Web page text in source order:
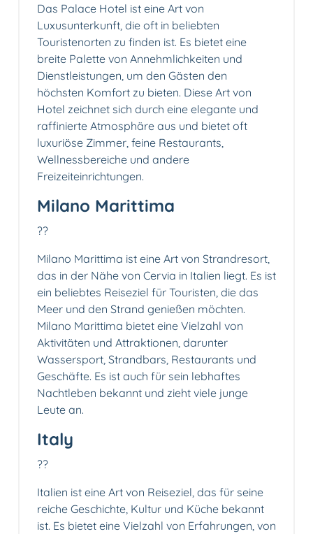
Das Palace Hotel ist eine Art von
Luxusunterkunft, die oft in beliebten
Touristenorten zu finden ist. Es bietet eine
breite Palette von Annehmlichkeiten und
Dienstleistungen, um den Gästen den
höchsten Komfort zu bieten. Diese Art von
Hotel zeichnet sich durch eine elegante und
raffinierte Atmosphäre aus und bietet oft
luxuriöse Zimmer, feine Restaurants,
Wellnessbereiche und andere
Freizeiteinrichtungen.
Milano Marittima
??️
Milano Marittima ist eine Art von Strandresort,
das in der Nähe von Cervia in Italien liegt. Es ist
ein beliebtes Reiseziel für Touristen, die das
Meer und den Strand genießen möchten.
Milano Marittima bietet eine Vielzahl von
Aktivitäten und Attraktionen, darunter
Wassersport, Strandbars, Restaurants und
Geschäfte. Es ist auch für sein lebhaftes
Nachtleben bekannt und zieht viele junge
Leute an.
Italy
??
Italien ist eine Art von Reiseziel, das für seine
reiche Geschichte, Kultur und Küche bekannt
ist. Es bietet eine Vielzahl von Erfahrungen, von